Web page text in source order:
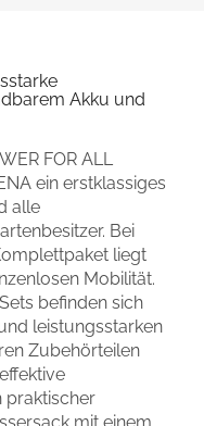
Akku und
FOR ALL
ein erstklassiges
alle
Bei
liegt
Mobilität.
befinden sich
leistungsstarken
Zubehörteilen
praktischer